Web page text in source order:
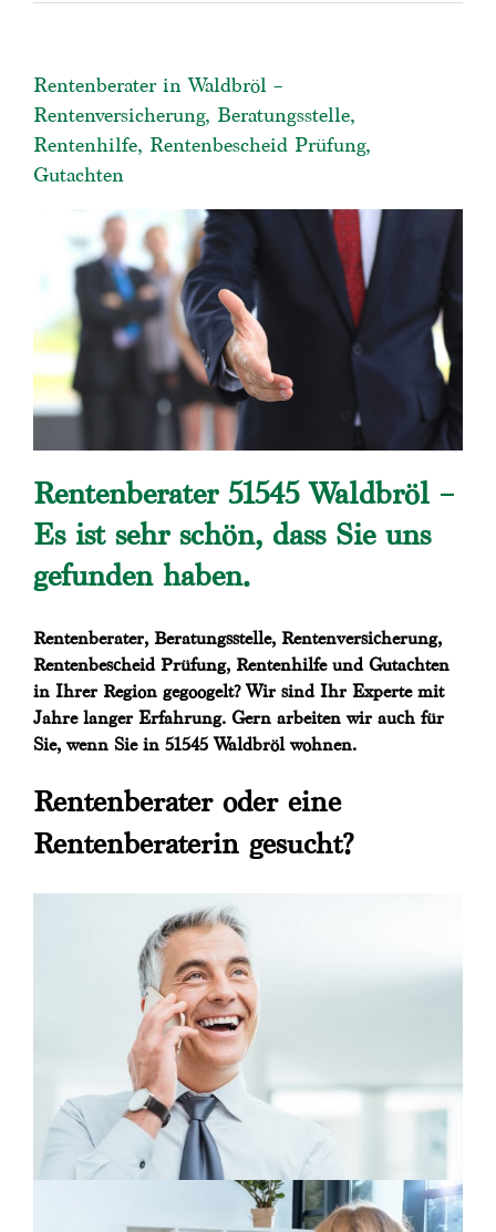
Rentenberater in Waldbröl –
Rentenversicherung, Beratungsstelle,
Rentenhilfe, Rentenbescheid Prüfung,
Gutachten
Rentenberater 51545 Waldbröl –
Es ist sehr schön, dass Sie uns
gefunden haben.
Rentenberater, Beratungsstelle, Rentenversicherung,
Rentenbescheid Prüfung, Rentenhilfe und Gutachten
in Ihrer Region gegoogelt? Wir sind Ihr Experte mit
Jahre langer Erfahrung. Gern arbeiten wir auch für
Sie, wenn Sie in 51545 Waldbröl wohnen.
Rentenberater oder eine
Rentenberaterin gesucht?